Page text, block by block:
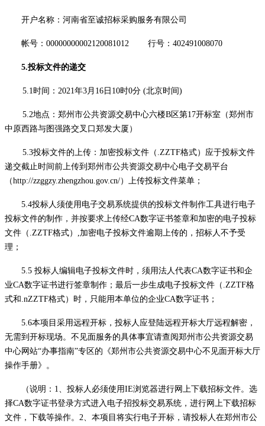
开户名称：河南省至诚招标采购服务有限公司
帐号： 00000000002120081012 行号：402491008070
5.投标文件的递交
5.1时间：2021年3月16日10时0分 (北京时间)
5.2地点： 郑州市公共资源交易中心六楼B区第17开标室（郑州市
中原西路与图强路交叉口郑发大厦）
5.3投标文件的上传：加密投标文件（ .ZZTF格式）应于投标文件
递交截止时间前上传到郑州市公共资源交易中心电子交易平台
（http://zzggzy.zhengzhou.gov.cn/）上传投标文件菜单；
5.4投标人须使用电子交易系统提供的投标文件制作工具进行电子
投标文件的制作，并按要求上传经CA数字证书签章和加密的电子投标
文件（.ZZTF格式）,加密电子投标文件逾期上传的，招标人不予受
理；
5.5 投标人编辑电子投标文件时，须用法人代表CA数字证书和企
业CA数字证书进行签章制作；最后一步生成电子投标文件（.ZZTF格
式和.nZZTF格式）时，只能用本单位的企业CA数字证书；
5.6本项目采用远程开标，投标人应登陆远程开标大厅远程解密，
无需到开标现场。不见面服务的具体事宜请查阅郑州市公共资源交易
中心网站“办事指南”专区的《郑州市公共资源交易中心不见面开标大厅
操作手册》。
（说明： 1、投标人必须使用IE浏览器进行网上下载招标文件。选
择CA数字证书登录方式进入电子招投标交易系统，进行网上下载招标
文件，下载等操作。2、本项目将实行电子开标，请投标人在郑州市公